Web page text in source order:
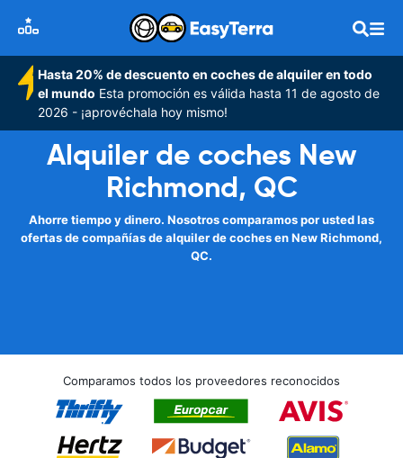
Hasta 20% de descuento en coches de alquiler en todo
el mundo Esta promoción es válida hasta 11 de agosto de
2026 - ¡aprovéchala hoy mismo!
Alquiler de coches New
Richmond, QC
Ahorre tiempo y dinero. Nosotros comparamos por usted las
ofertas de compañías de alquiler de coches en New Richmond,
QC.
Comparamos todos los proveedores reconocidos